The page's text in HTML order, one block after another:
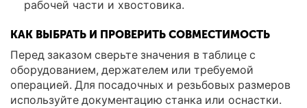
рабочей части и хвостовика.
КАК ВЫБРАТЬ И ПРОВЕРИТЬ СОВМЕСТИМОСТЬ
Перед заказом сверьте значения в таблице с
оборудованием, держателем или требуемой
операцией. Для посадочных и резьбовых размеров
используйте документацию станка или оснастки.